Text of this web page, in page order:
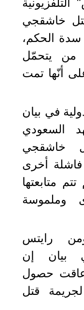
خاشقجي
الحكم،
من يتحمّل
أنّها تمت
في بيان
السعودي
خاشقجي
أخرى
متابعتها
وملموسة
رايتس
بيان إن
حصول
قتل